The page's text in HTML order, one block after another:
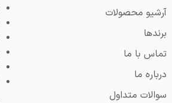
آرشیو محصولات
برندها
تماس با ما
درباره ما
سوالات متداول